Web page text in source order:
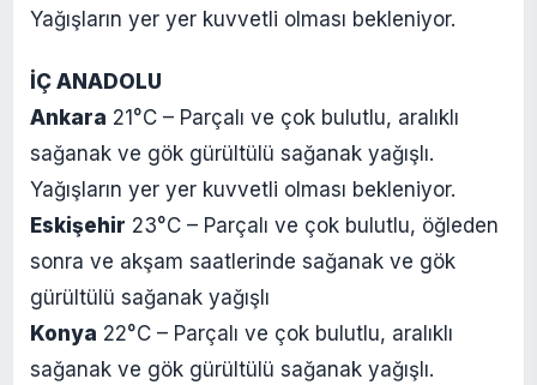
Yağışların yer yer kuvvetli olması bekleniyor.
İÇ ANADOLU
Ankara 21°C – Parçalı ve çok bulutlu, aralıklı
sağanak ve gök gürültülü sağanak yağışlı.
Yağışların yer yer kuvvetli olması bekleniyor.
Eskişehir 23°C – Parçalı ve çok bulutlu, öğleden
sonra ve akşam saatlerinde sağanak ve gök
gürültülü sağanak yağışlı
Konya 22°C – Parçalı ve çok bulutlu, aralıklı
sağanak ve gök gürültülü sağanak yağışlı.